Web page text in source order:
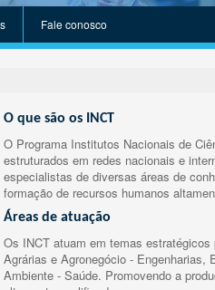
Fale conosco
O que são os INCT
O Programa Institutos Nacionais de
estruturados em redes nacionais e
especialistas de diversas áreas de
formação de recursos humanos
Áreas de atuação
Os INCT atuam em temas
Agrárias e Agronegócio -
Ambiente - Saúde. Promovendo a